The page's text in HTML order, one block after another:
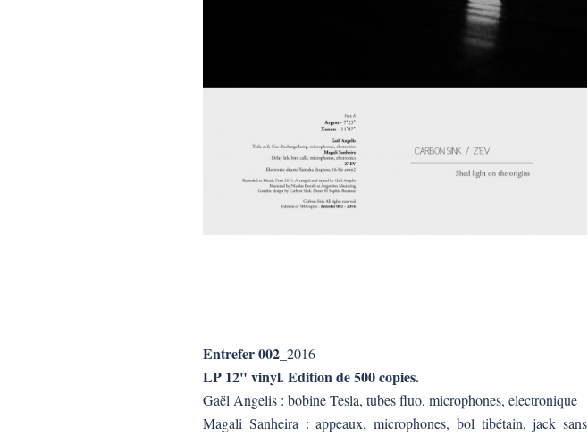
Entrefer 002 _2016
LP 12" vinyl. Edition de 500 copies.
Gaël Angelis : bobine Tesla, tubes fluo, microphones, electronique
Magali Sanheira : appeaux, microphones, bol tibétain, jack sans